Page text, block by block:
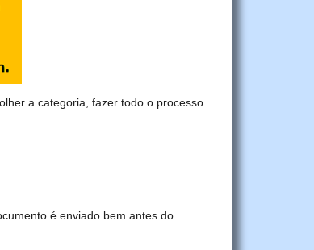
a categoria, fazer todo o processo
é enviado bem antes do